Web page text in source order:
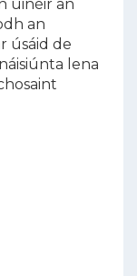
úinéir an
an
úsáid de
lena